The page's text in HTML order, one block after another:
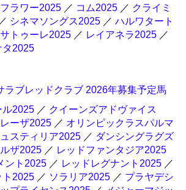
ラワー2025 ／ コム2025 ／ クライミ
／ シネマソングス2025 ／ ハルワタート
トゥーレ2025 ／ レイアネラ2025 ／
タ2025
ラブレッドクラブ 2026年募集予定馬
ル2025 ／ クイーンズアドヴァイス
ーザ2025 ／ オリンピックラスパルマ
スティリア2025 ／ ダンシングラグズ
ザ2025 ／ レッドファンタジア2025
ント2025 ／ レッドレグナント2025 ／
ト2025 ／ ソラリア2025 ／ プラヤデシ